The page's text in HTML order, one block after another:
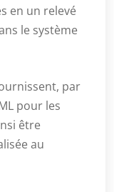
en un relevé
le système
par
pour les
être
au